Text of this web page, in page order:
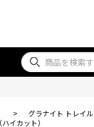
>
グラナイト トレイ
イカット）